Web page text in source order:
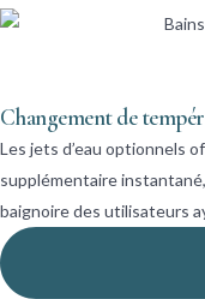
Changement de
Les jets d’eau optionnels
supplémentaire
baignoire des utilisateurs